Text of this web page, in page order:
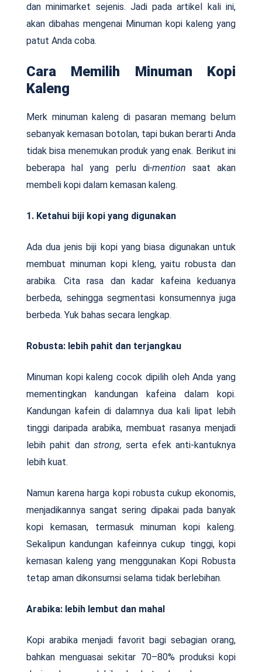
dan minimarket sejenis. Jadi pada artikel kali ini,
akan dibahas mengenai Minuman kopi kaleng yang
patut Anda coba.
Cara Memilih Minuman Kopi
Kaleng
Merk minuman kaleng di pasaran memang belum
sebanyak kemasan botolan, tapi bukan berarti Anda
tidak bisa menemukan produk yang enak. Berikut ini
beberapa hal yang perlu di-mention saat akan
membeli kopi dalam kemasan kaleng.
1. Ketahui biji kopi yang digunakan
Ada dua jenis biji kopi yang biasa digunakan untuk
membuat minuman kopi kleng, yaitu robusta dan
arabika. Cita rasa dan kadar kafeina keduanya
berbeda, sehingga segmentasi konsumennya juga
berbeda. Yuk bahas secara lengkap.
Robusta: lebih pahit dan terjangkau
Minuman kopi kaleng cocok dipilih oleh Anda yang
mementingkan kandungan kafeina dalam kopi.
Kandungan kafein di dalamnya dua kali lipat lebih
tinggi daripada arabika, membuat rasanya menjadi
lebih pahit dan strong,serta efek anti-kantuknya
lebih kuat.
Namun karena harga kopi robusta cukup ekonomis,
menjadikannya sangat sering dipakai pada banyak
kopi kemasan, termasuk minuman kopi kaleng.
Sekalipun kandungan kafeinnya cukup tinggi, kopi
kemasan kaleng yang menggunakan Kopi Robusta
tetap aman dikonsumsi selama tidak berlebihan.
Arabika: lebih lembut dan mahal
Kopi arabika menjadi favorit bagi sebagian orang,
bahkan menguasai sekitar 70–80% produksi kopi